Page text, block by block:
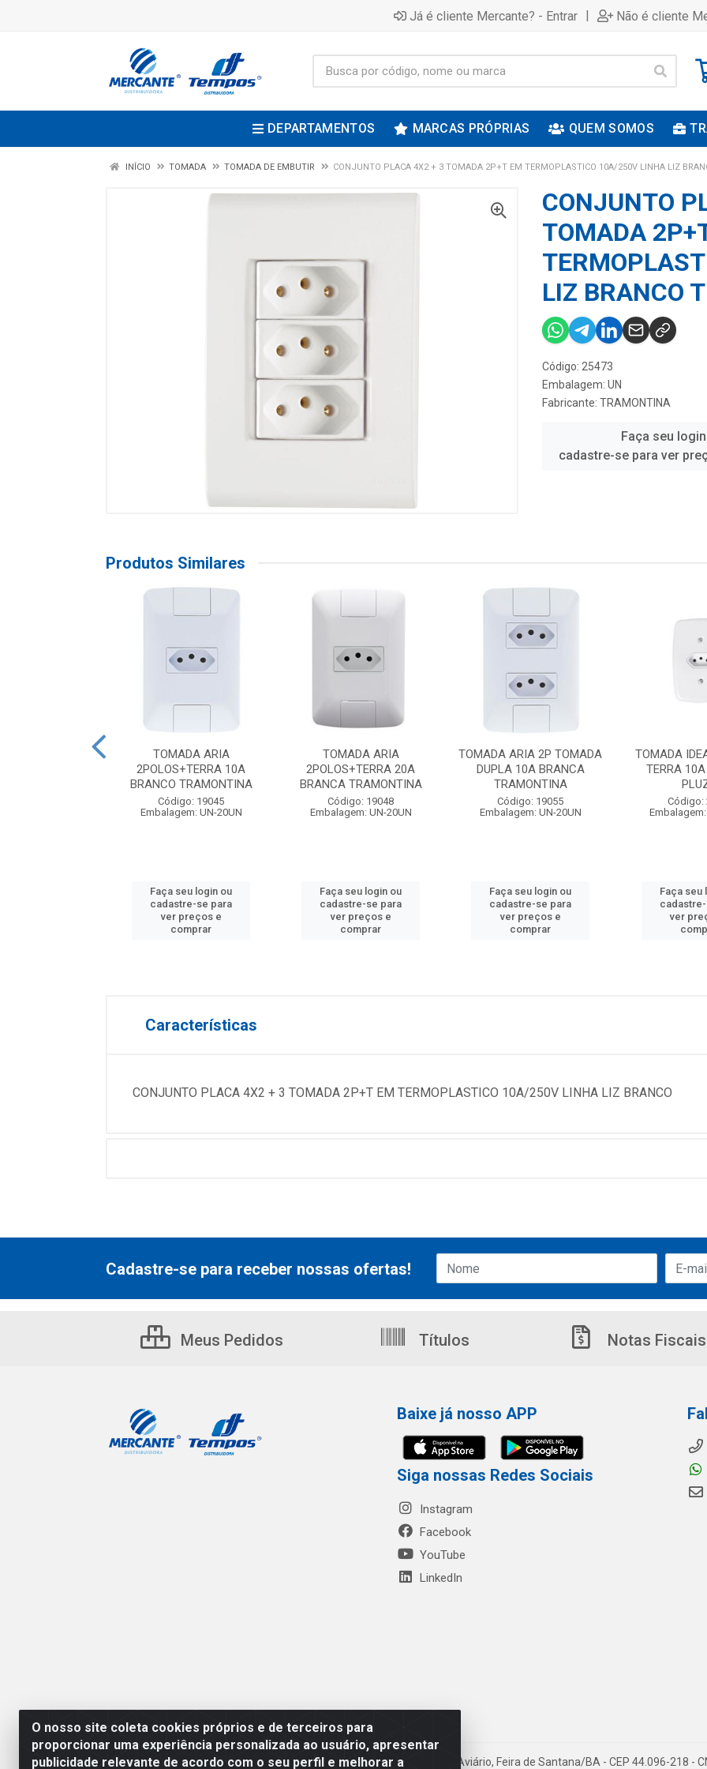
Já é cliente Mercante? - Entrar | Não é cliente
DEPARTAMENTOS MARCAS PRÓPRIAS QUEM SOMOS
INÍCIO TOMADA TOMADA DE EMBUTIR CONJUNTO PLACA 4X2 + 3 TOMADA 2P+T EM TERMOPLASTICO 10A/250V LINHA LIZ
CONJUNTO
TOMADA
LIZ BRANCO
Código: 25473
Embalagem: UN
Fabricante: TRAMONTINA
Faça seu
cadastre-se para ver
Produtos Similares
TOMADA ARIA
2POLOS+TERRA 10A
BRANCO TRAMONTINA
Código: 19045
Embalagem: UN-20UN
Faça seu login ou
cadastre-se para
ver preços e
comprar
TOMADA ARIA
2POLOS+TERRA 20A
BRANCA TRAMONTINA
Código: 19048
Embalagem: UN-20UN
Faça seu login ou
cadastre-se para
ver preços e
comprar
TOMADA ARIA 2P TOMADA
DUPLA 10A BRANCA
TRAMONTINA
Código: 19055
Embalagem: UN-20UN
Faça seu login ou
cadastre-se para
ver preços e
comprar
TOMADA
TERRA
Código:
Faça seu
ver
Características
CONJUNTO PLACA 4X2 + 3 TOMADA 2P+T EM TERMOPLASTICO 10A/250V LINHA LIZ BRANCO
O nosso site coleta cookies próprios e de terceiros para
proporcionar uma experiência personalizada ao usuário, apresentar
publicidade relevante de acordo com o seu perfil e melhorar a
Cadastre-se para receber nossas ofertas!
Meus Pedidos Títulos Notas Fiscais
Baixe já nosso APP
Siga nossas Redes Sociais
Instagram
Facebook
YouTube
LinkedIn
Mercante Distribuidora - Rua Mercante, 699 - Aviário, Feira de Santana/BA - CEP 44.096-218 -